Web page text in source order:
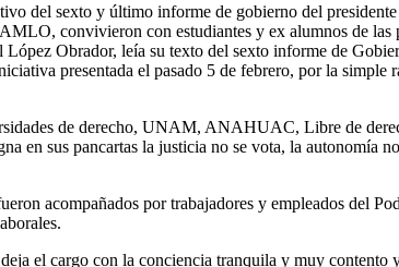
del sexto y último informe de gobierno del
convivieron con estudiantes y ex alumnos de las
Obrador, leía su texto del sexto informe de
presentada el pasado 5 de febrero, por la simple
de derecho, UNAM, ANAHUAC, Libre de
en sus pancartas la justicia no se vota, la autonomía
acompañados por trabajadores y empleados del
el cargo con la conciencia tranquila y muy contento